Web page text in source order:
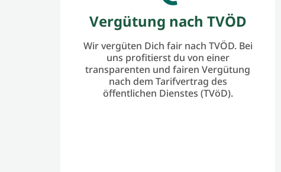
Vergütung nach TVÖD
Wir vergüten Dich fair nach TVÖD. Bei
uns profitierst du von einer
transparenten und fairen Vergütung
nach dem Tarifvertrag des
öffentlichen Dienstes (TVöD).